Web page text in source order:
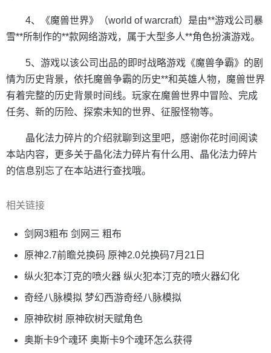
4、《魔兽世界》（world of warcraft）是由**游戏公司暴
雪**所制作的**款网络游戏，属于大型多人**角色扮演游戏。
5、游戏以该公司出品的即时战略游戏《魔兽争霸》的剧
情为历史背景，依托魔兽争霸的历史**和英雄人物，魔兽世界
有着完整的历史背景时间线。玩家在魔兽世界中冒险、完成
任务、新的历险、探索未知的世界、征服怪物等。
晶化法力碎片的介绍就聊到这里吧，感谢你花时间阅读
本站内容，更多关于晶化法力碎片有什么用、晶化法力碎片
的信息别忘了在本站进行查找哦。
相关链接
剑网3粗布 剑网三 粗布
原神2.7前瞻兑换码 原神2.0兑换码7月21日
纵火犯本汀克的喷火器 纵火犯本汀克的喷火器幻化
奇经八脉模拟 梦幻西游奇经八脉模拟
原神砍树 原神砍树天赋角色
奥斯卡9个魂环 奥斯卡9个魂环怎么获得